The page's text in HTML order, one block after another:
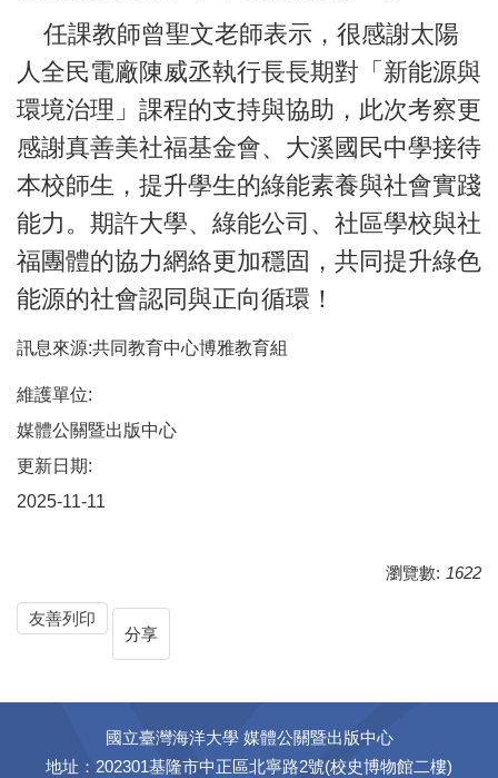
任課教師曾聖文老師表示，很感謝太陽
人全民電廠陳威丞執行長長期對「新能源與
環境治理」課程的支持與協助，此次考察更
感謝真善美社福基金會、大溪國民中學接待
本校師生，提升學生的綠能素養與社會實踐
能力。期許大學、綠能公司、社區學校與社
福團體的協力網絡更加穩固，共同提升綠色
能源的社會認同與正向循環！
訊息來源:共同教育中心博雅教育組
維護單位:
媒體公關暨出版中心
更新日期:
2025-11-11
瀏覽數: 1622
友善列印
分享
國立臺灣海洋大學 媒體公關暨出版中心
地址：202301基隆市中正區北寧路2號(校史博物館二樓)